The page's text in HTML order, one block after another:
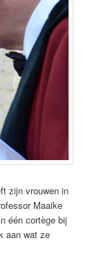
zijn vrouwen in
Maaike
één cortège bij
aan wat ze